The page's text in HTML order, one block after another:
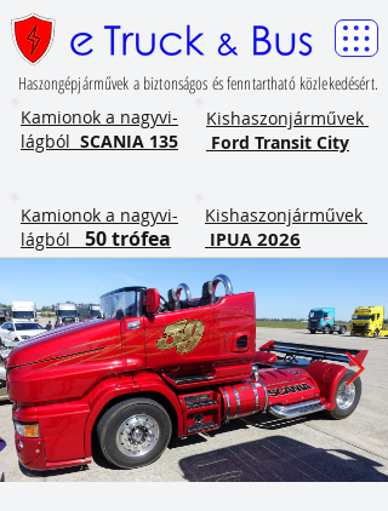
Haszongépjárművek a biztonságos és fenntartható közlekedésért.
​Kamionok a nagyvi-
lágból SCANIA 135
Kishaszonjárművek
Ford Transit City
Kishaszonjárművek
IPUA 2026
​Kamionok a nagyvi-
lágból
50 trófea